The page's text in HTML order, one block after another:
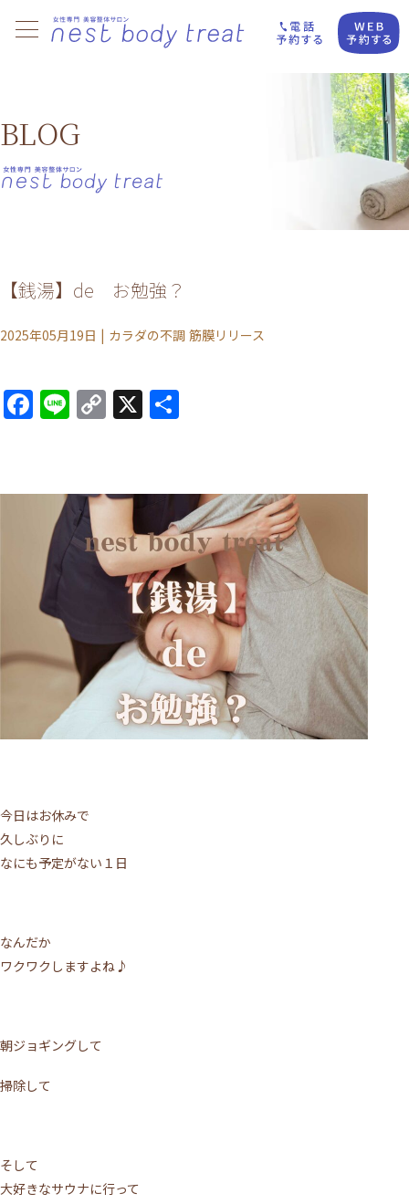
BLOG
【銭湯】de お勉強？
2025年05月19日 | カラダの不調 筋膜リリース
Facebook
LineCopy
Link
X
今日はお休みで
久しぶりに
なにも予定がない１日
なんだか
ワクワクしますよね♪
朝ジョギングして
掃除して
そして
大好きなサウナに行って